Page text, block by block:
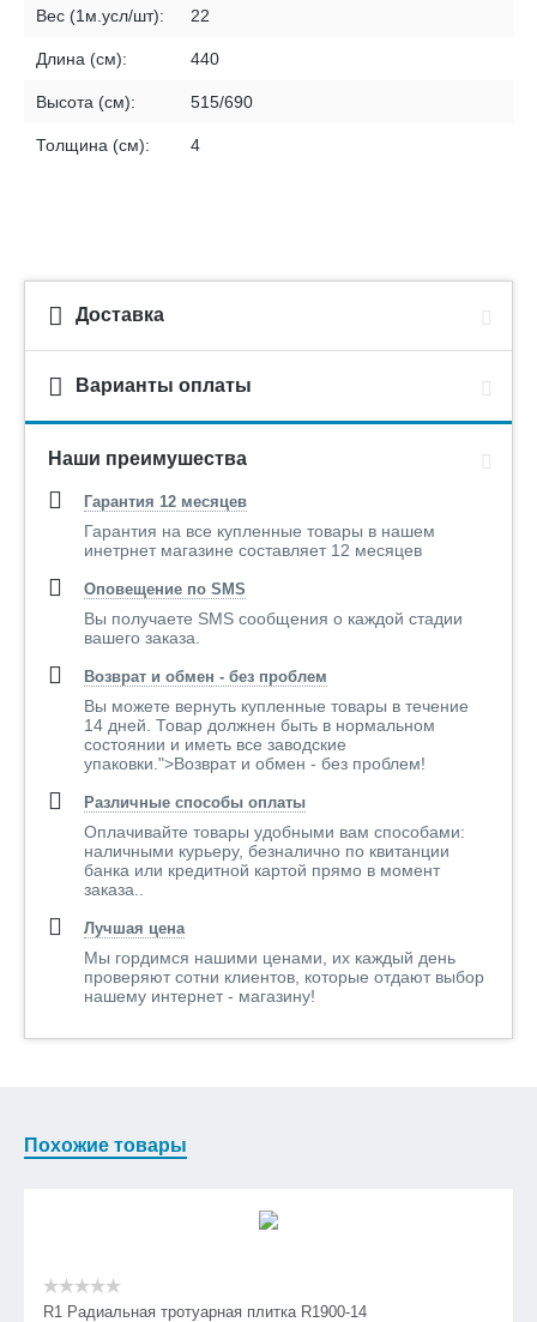
Вес (1м.усл/шт): 22
Длина (см): 440
Высота (см): 515/690
Толщина (см): 4
Доставка
Варианты оплаты
Наши преимушества
Гарантия 12 месяцев
Гарантия на все купленные товары в нашем
инетрнет магазине составляет 12 месяцев
Оповещение по SMS
Вы получаете SMS сообщения о каждой стадии
вашего заказа.
Возврат и обмен - без проблем
Вы можете вернуть купленные товары в течение
14 дней. Товар должнен быть в нормальном
состоянии и иметь все заводские
упаковки.">Возврат и обмен - без проблем!
Различные способы оплаты
Оплачивайте товары удобными вам способами:
наличными курьеру, безналично по квитанции
банка или кредитной картой прямо в момент
заказа..
Лучшая цена
Мы гордимся нашими ценами, их каждый день
проверяют сотни клиентов, которые отдают выбор
нашему интернет - магазину!
Похожие товары
R1 Радиальная тротуарная плитка R1900-14